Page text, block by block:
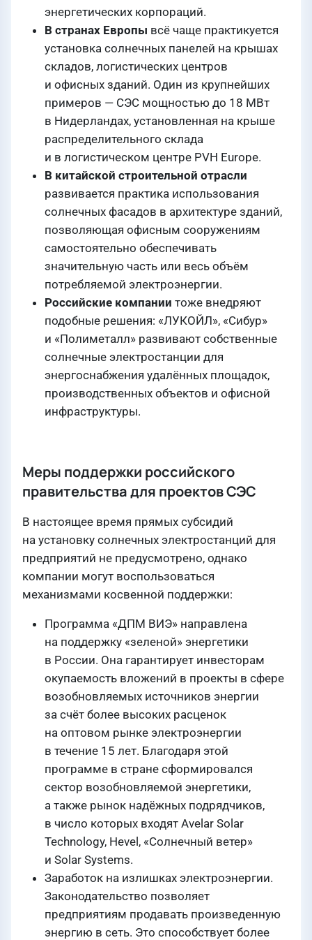
энергетических корпораций.
В странах Европы всё чаще практикуется
установка солнечных панелей на крышах
складов, логистических центров
и офисных зданий. Один из крупнейших
примеров — СЭС мощностью до 18 МВт
в Нидерландах, установленная на крыше
распределительного склада
и в логистическом центре PVH Europe.
В китайской строительной отрасли
развивается практика использования
солнечных фасадов в архитектуре зданий,
позволяющая офисным сооружениям
самостоятельно обеспечивать
значительную часть или весь объём
потребляемой электроэнергии.
Российские компании тоже внедряют
подобные решения: «ЛУКОЙЛ», «Сибур»
и «Полиметалл» развивают собственные
солнечные электростанции для
энергоснабжения удалённых площадок,
производственных объектов и офисной
инфраструктуры.
Меры поддержки российского
правительства для проектов СЭС
В настоящее время прямых субсидий
на установку солнечных электростанций для
предприятий не предусмотрено, однако
компании могут воспользоваться
механизмами косвенной поддержки:
Программа «ДПМ ВИЭ» направлена
на поддержку «зеленой» энергетики
в России. Она гарантирует инвесторам
окупаемость вложений в проекты в сфере
возобновляемых источников энергии
за счёт более высоких расценок
на оптовом рынке электроэнергии
в течение 15 лет. Благодаря этой
программе в стране сформировался
сектор возобновляемой энергетики,
а также рынок надёжных подрядчиков,
в число которых входят Avelar Solar
Technology, Hevel, «Солнечный ветер»
и Solar Systems.
Заработок на излишках электроэнергии.
Законодательство позволяет
предприятиям продавать произведенную
энергию в сеть. Это способствует более